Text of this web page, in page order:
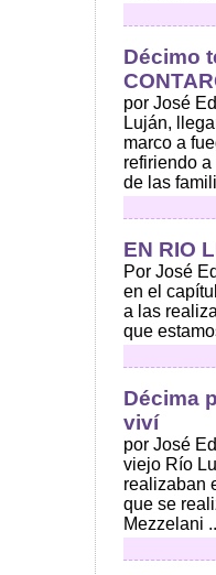
Décimo
por José
Luján,
marco a
refiriendo
de las
EN RIO
Por José
en el
a las
que
Décima
viví
por José
viejo Río
realizaban
que se
Mezzelani